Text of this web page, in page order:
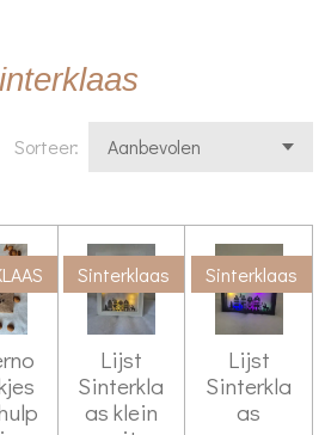
Sorteer:
Sinterklaas
Lijst
Sinterkla
as klein
Sinterklaas
Lijst
Sinterkla
as